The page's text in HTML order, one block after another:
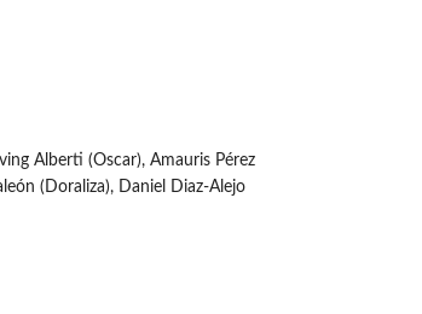
Alberti (Oscar), Amauris Pérez
(Doraliza), Daniel Diaz-Alejo